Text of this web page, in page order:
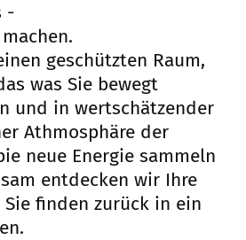
-
geschützten Raum,
was Sie bewegt
und in wertschätzender
Athmosphäre der
neue Energie sammeln
entdecken wir Ihre
Sie finden zurück in ein